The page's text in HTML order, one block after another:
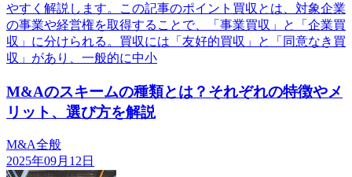
やすく解説します。この記事のポイント買収とは、対象企業
の事業や経営権を取得することで、「事業買収」と「企業買
収」に分けられる。買収には「友好的買収」と「同意なき買
収」があり、一般的に中小
M&Aのスキームの種類とは？それぞれの特徴やメ
リット、選び方を解説
M&A全般
2025年09月12日